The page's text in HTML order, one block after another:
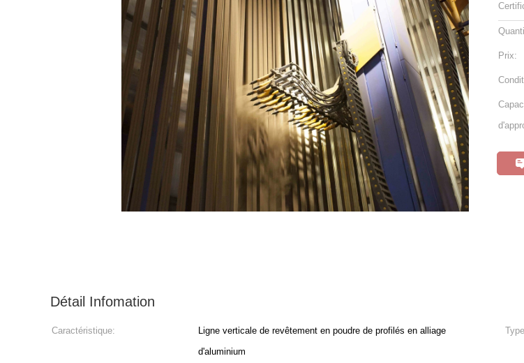
Prix:
Détail Infomation
Caractéristique:
Ligne verticale de revêtement en poudre de profilés en alliage
d'aluminium